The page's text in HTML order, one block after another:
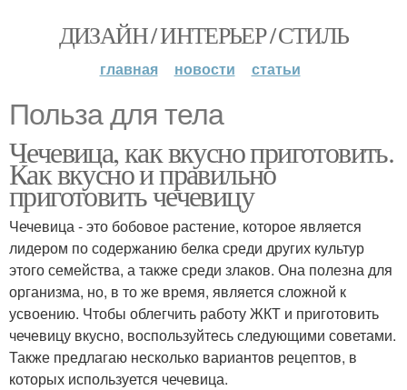
ДИЗАЙН / ИНТЕРЬЕР / СТИЛЬ
главная новости статьи
Польза для тела
Чечевица, как вкусно приготовить.
Как вкусно и правильно
приготовить чечевицу
Чечевица - это бобовое растение, которое является
лидером по содержанию белка среди других культур
этого семейства, а также среди злаков. Она полезна для
организма, но, в то же время, является сложной к
усвоению. Чтобы облегчить работу ЖКТ и приготовить
чечевицу вкусно, воспользуйтесь следующими советами.
Также предлагаю несколько вариантов рецептов, в
которых используется чечевица.